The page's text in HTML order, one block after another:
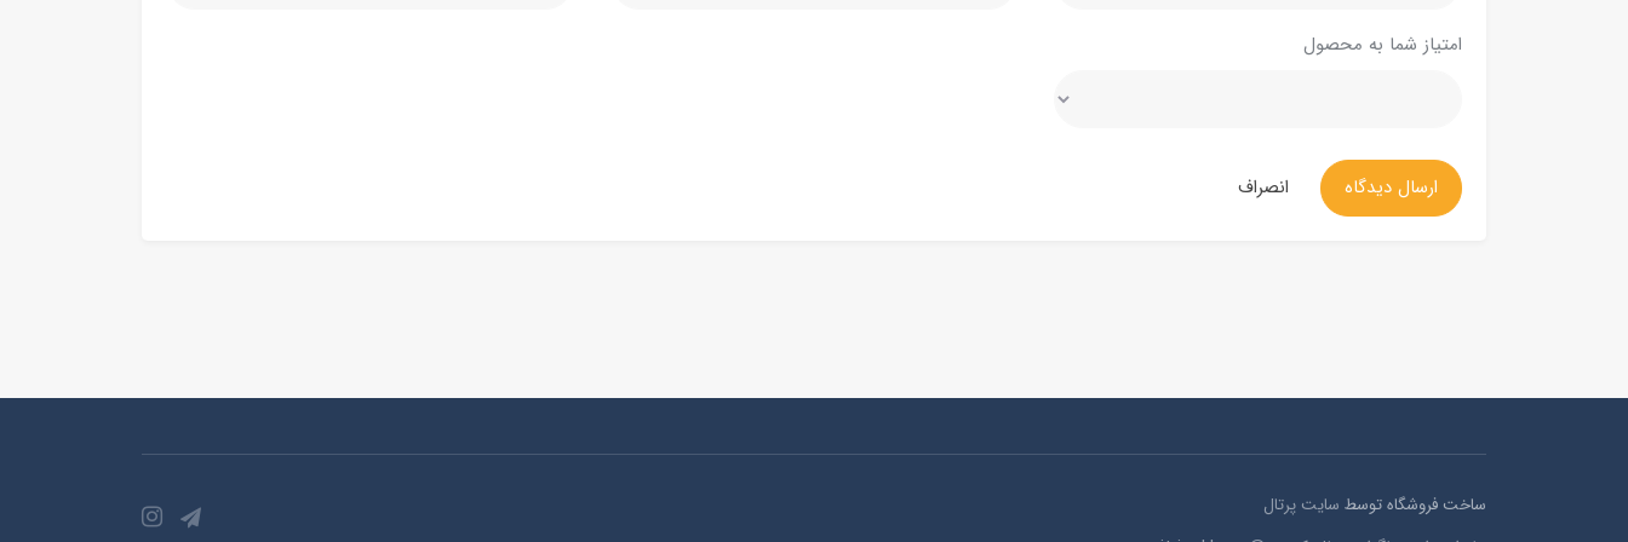
امتیاز شما به محصول
ارسال دیدگاه انصراف
ساخت فروشگاه توسط سایت پرتال